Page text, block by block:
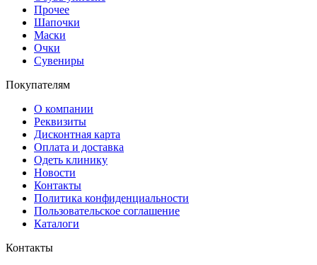
Прочее
Шапочки
Маски
Очки
Сувениры
Покупателям
О компании
Реквизиты
Дисконтная карта
Оплата и доставка
Одеть клинику
Новости
Контакты
Политика конфиденциальности
Пользовательское соглашение
Каталоги
Контакты